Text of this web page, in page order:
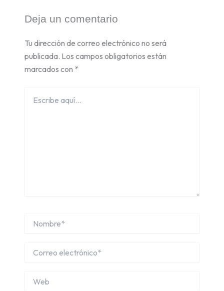
Deja un comentario
Tu dirección de correo electrónico no será
publicada. Los campos obligatorios están
marcados con *
aquí...
electrónico*